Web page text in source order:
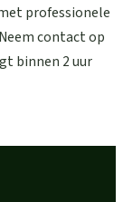
professionele
contact op
binnen 2 uur